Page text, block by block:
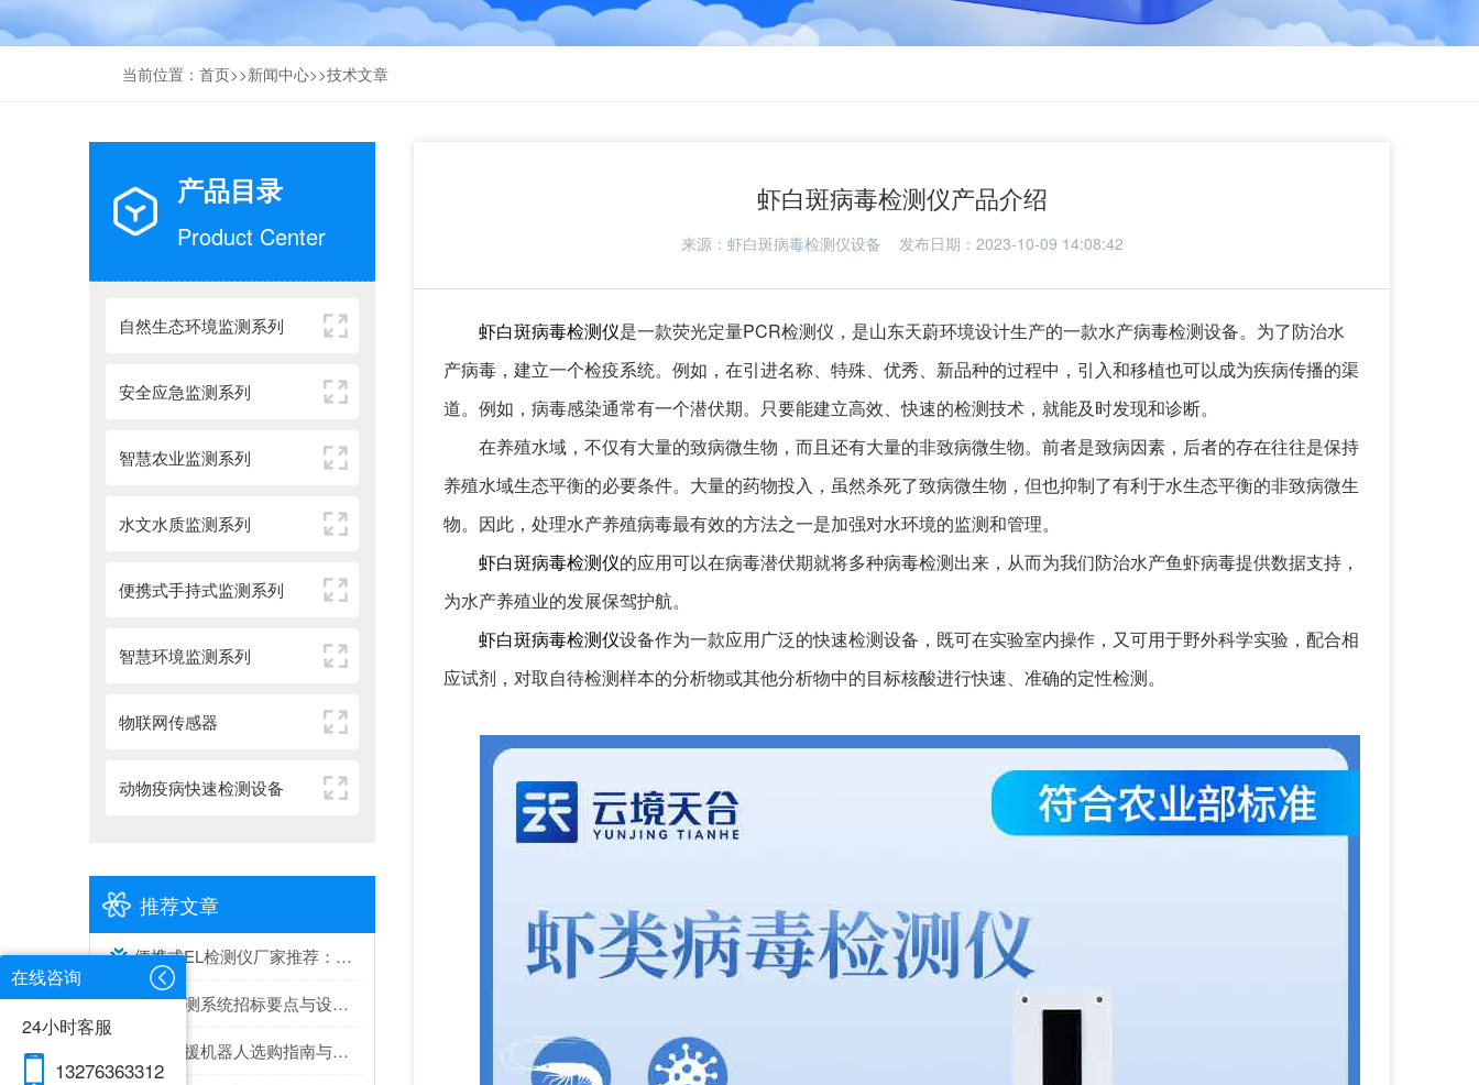
当前位置： 首页>>新闻中心>>技术文章
产品目录
Product Center
自然生态环境监测系列
安全应急监测系列
智慧农业监测系列
水文水质监测系列
便携式手持式监测系列
智慧环境监测系列
物联网传感器
动物疫病快速检测设备
推荐文章
便携式EL检测仪厂家推荐：综合实力与口碑兼具的2家
隧道监测系统招标要点与设备选型建议
水面救援机器人选购指南与推荐top榜单
虾白斑病毒检测仪产品介绍
来源： 虾白斑病毒检测仪设备 发布日期：2023-10-09 14:08:42
虾白斑病毒检测仪是一款荧光定量PCR检测仪，是山东天蔚环境设计生产的一款水产病毒检测设备。为了防治水
产病毒，建立一个检疫系统。例如，在引进名称、特殊、优秀、新品种的过程中，引入和移植也可以成为疾病传播的渠
道。例如，病毒感染通常有一个潜伏期。只要能建立高效、快速的检测技术，就能及时发现和诊断。
在养殖水域，不仅有大量的致病微生物，而且还有大量的非致病微生物。前者是致病因素，后者的存在往往是保持
养殖水域生态平衡的必要条件。大量的药物投入，虽然杀死了致病微生物，但也抑制了有利于水生态平衡的非致病微生
物。因此，处理水产养殖病毒最有效的方法之一是加强对水环境的监测和管理。
虾白斑病毒检测仪的应用可以在病毒潜伏期就将多种病毒检测出来，从而为我们防治水产鱼虾病毒提供数据支持，
为水产养殖业的发展保驾护航。
虾白斑病毒检测仪设备作为一款应用广泛的快速检测设备，既可在实验室内操作，又可用于野外科学实验，配合相
应试剂，对取自待检测样本的分析物或其他分析物中的目标核酸进行快速、准确的定性检测。
在线咨询
24小时客服
13276363312